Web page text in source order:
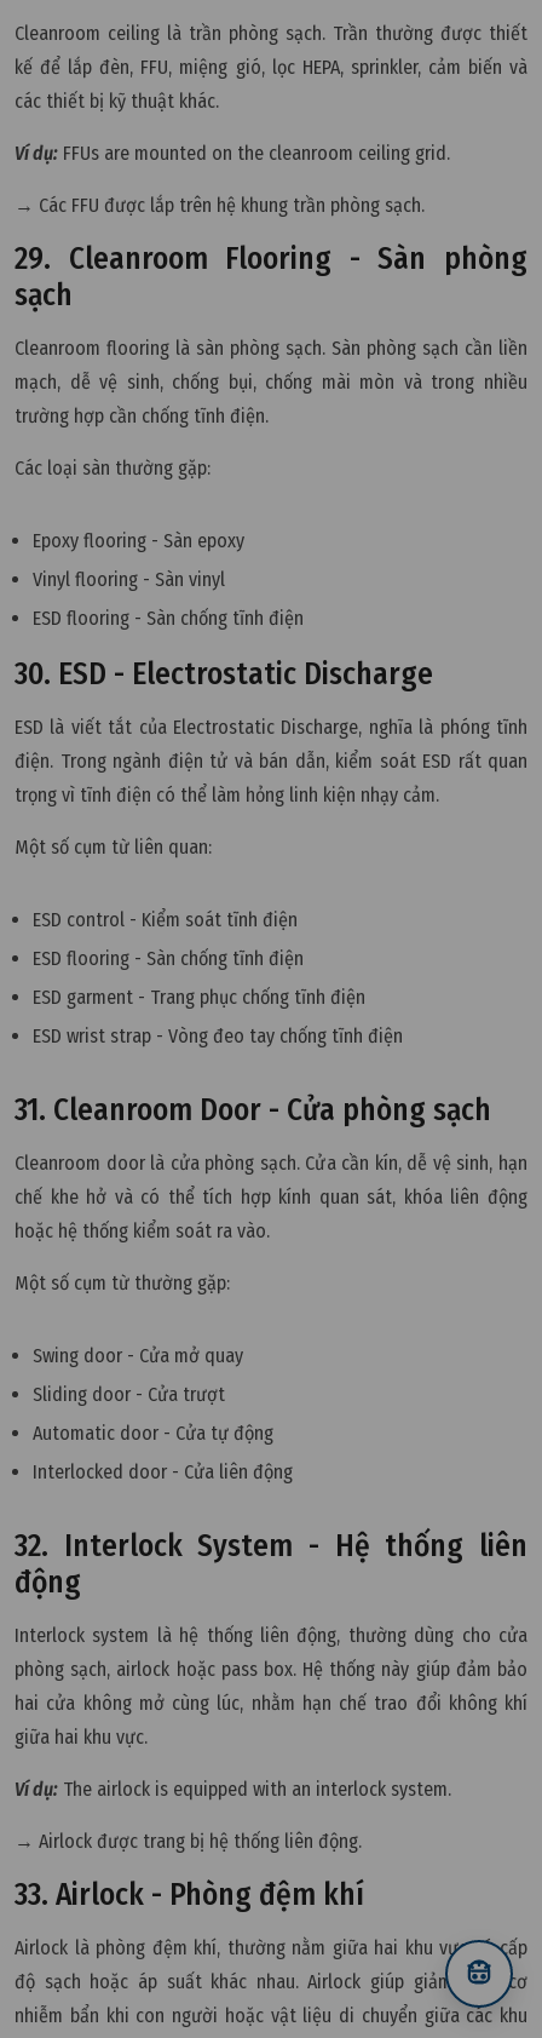
Cleanroom ceiling là trần phòng sạch. Trần thường được thiết
kế để lắp đèn, FFU, miệng gió, lọc HEPA, sprinkler, cảm biến và
các thiết bị kỹ thuật khác.
Ví dụ: FFUs are mounted on the cleanroom ceiling grid.
→ Các FFU được lắp trên hệ khung trần phòng sạch.
29. Cleanroom Flooring - Sàn phòng
sạch
Cleanroom flooring là sàn phòng sạch. Sàn phòng sạch cần liền
mạch, dễ vệ sinh, chống bụi, chống mài mòn và trong nhiều
trường hợp cần chống tĩnh điện.
Các loại sàn thường gặp:
Epoxy flooring - Sàn epoxy
Vinyl flooring - Sàn vinyl
ESD flooring - Sàn chống tĩnh điện
30. ESD - Electrostatic Discharge
ESD là viết tắt của Electrostatic Discharge, nghĩa là phóng tĩnh
điện. Trong ngành điện tử và bán dẫn, kiểm soát ESD rất quan
trọng vì tĩnh điện có thể làm hỏng linh kiện nhạy cảm.
Một số cụm từ liên quan:
ESD control - Kiểm soát tĩnh điện
ESD flooring - Sàn chống tĩnh điện
ESD garment - Trang phục chống tĩnh điện
ESD wrist strap - Vòng đeo tay chống tĩnh điện
31. Cleanroom Door - Cửa phòng sạch
Cleanroom door là cửa phòng sạch. Cửa cần kín, dễ vệ sinh, hạn
chế khe hở và có thể tích hợp kính quan sát, khóa liên động
hoặc hệ thống kiểm soát ra vào.
Một số cụm từ thường gặp:
Swing door - Cửa mở quay
Sliding door - Cửa trượt
Automatic door - Cửa tự động
Interlocked door - Cửa liên động
32. Interlock System - Hệ thống liên
động
Interlock system là hệ thống liên động, thường dùng cho cửa
phòng sạch, airlock hoặc pass box. Hệ thống này giúp đảm bảo
hai cửa không mở cùng lúc, nhằm hạn chế trao đổi không khí
giữa hai khu vực.
Ví dụ: The airlock is equipped with an interlock system.
→ Airlock được trang bị hệ thống liên động.
33. Airlock - Phòng đệm khí
Airlock là phòng đệm khí, thường nằm giữa hai khu vực có cấp
độ sạch hoặc áp suất khác nhau. Airlock giúp giảm nguy cơ
nhiễm bẩn khi con người hoặc vật liệu di chuyển giữa các khu